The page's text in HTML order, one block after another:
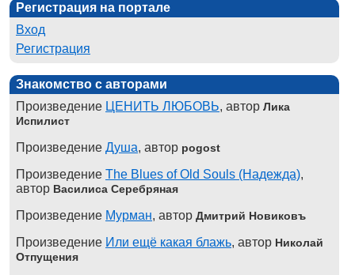
Регистрация на портале
Вход
Регистрация
Знакомство с авторами
Произведение ЦЕНИТЬ ЛЮБОВЬ, автор Лика
Испилист
Произведение Душа, автор pogost
Произведение The Blues of Old Souls (Надежда),
автор Василиса Серебряная
Произведение Мурман, автор Дмитрий Новиковъ
Произведение Или ещё какая блажь, автор Николай
Отпущения